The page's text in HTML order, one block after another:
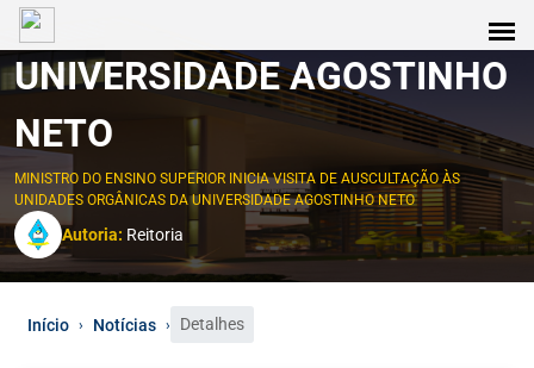
UNIVERSIDADE AGOSTINHO
NETO
MINISTRO DO ENSINO SUPERIOR INICIA VISITA DE AUSCULTAÇÃO ÀS
UNIDADES ORGÂNICAS DA UNIVERSIDADE AGOSTINHO NETO
Autoria: Reitoria
Início › Notícias › Detalhes